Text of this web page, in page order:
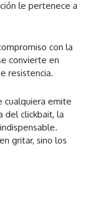
le pertenece a
con la
convierte en
resistencia.
cualquiera emite
del clickbait, la
gritar, sino los